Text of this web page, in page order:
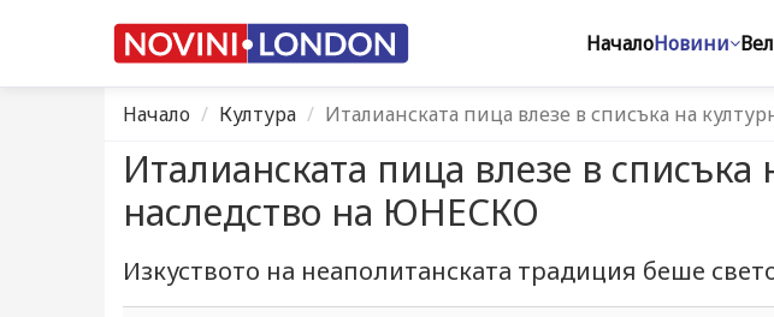
НачалоНовини
Начало Култура Италианската пица влезе в списъка на
Италианската пица влезе в списъка
наследство на ЮНЕСКО
Изкуството на неаполитанската традиция беше